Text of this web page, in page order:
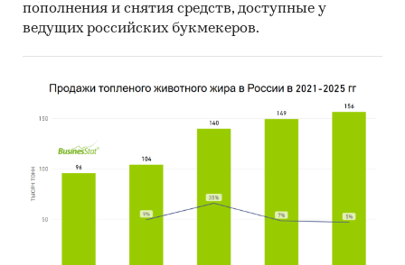
руб.
NPV
руб.
Индекс прибыльности (PI) раз 11,97
IRR %
Срок окупаемости
Дисконтированный срок
окупаемости
пополнения и снятия средств, доступные у
ведущих российских букмекеров.